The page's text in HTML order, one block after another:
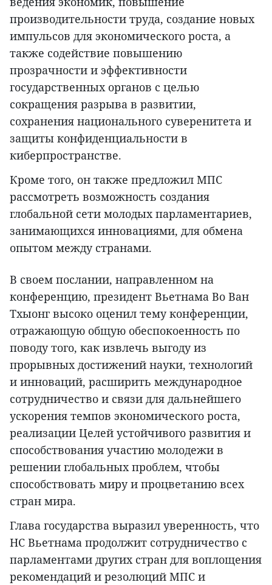
производительности труда, создание новых
импульсов для экономического роста, а
также содействие повышению
прозрачности и эффективности
государственных органов с целью
сокращения разрыва в развитии,
сохранения национального суверенитета и
защиты конфиденциальности в
киберпространстве.
Кроме того, он также предложил МПС
рассмотреть возможность создания
глобальной сети молодых парламентариев,
занимающихся инновациями, для обмена
опытом между странами.
В своем послании, направленном на
конференцию, президент Вьетнама Во Ван
Тхыонг высоко оценил тему конференции,
отражающую общую обеспокоенность по
поводу того, как извлечь выгоду из
прорывных достижений науки, технологий
и инноваций, расширить международное
сотрудничество и связи для дальнейшего
ускорения темпов экономического роста,
реализации Целей устойчивого развития и
способствования участию молодежи в
решении глобальных проблем, чтобы
способствовать миру и процветанию всех
стран мира.
Глава государства выразил уверенность, что
НС Вьетнама продолжит сотрудничество с
парламентами других стран для воплощения
рекомендаций и резолюций МПС и